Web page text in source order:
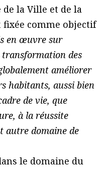
la Ville et de la
fixée comme objectif
en œuvre sur
des
améliorer
habitants, aussi bien
de vie, que
à la réussite
autre domaine de
le domaine du